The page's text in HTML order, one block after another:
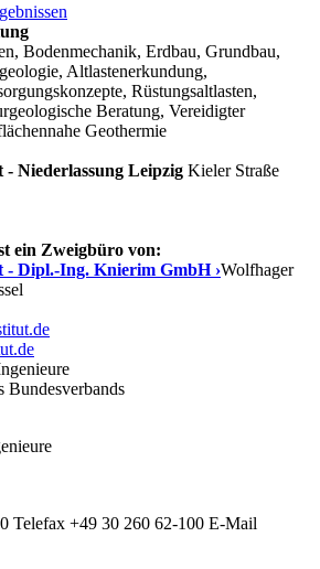
Bodenmechanik, Erdbau, Grundbau,
Altlastenerkundung,
Rüstungsaltlasten,
Beratung, Vereidigter
Geothermie
Niederlassung Leipzig Kieler Straße
ein Zweigbüro von:
Dipl.-Ing. Knierim GmbH ›Wolfhager
Bundesverbands
Telefax +49 30 260 62-100 E-Mail